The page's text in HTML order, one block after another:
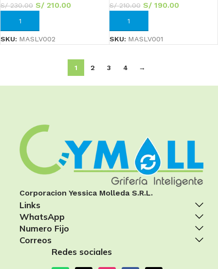
S/230.00 S/ 210.00
AÑADIR AL CARRITO
SKU: MASLV002
S/210.00 S/190.00
AÑADIR AL CARRITO
SKU: MASLV001
1 2 3 4 →
Corporacion Yessica Molleda S.R.L.
Links
WhatsApp
Numero Fijo
Correos
Redes sociales